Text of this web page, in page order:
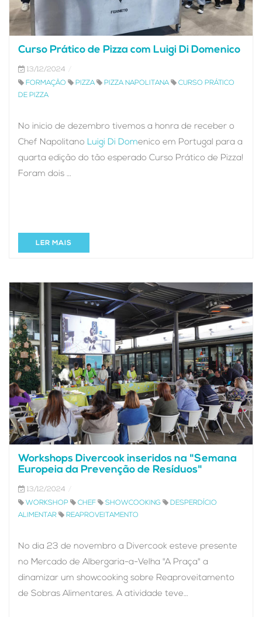
Curso Prático de Pizza com Luigi Di Domenico
13/12/2024
FORMAÇÃO
PIZZA PIZZA NAPOLITANA
CURSO PRÁTICO
DE PIZZA
No inicio de dezembro tivemos a honra de receber o
Chef Napolitano Luigi Di Domenico em Portugal para a
quarta edição do tão esperado Curso Prático de Pizza!
Foram dois …
LER MAIS
Workshops Divercook inseridos na "Semana
Europeia da Prevenção de Resíduos"
13/12/2024
WORKSHOP
CHEF SHOWCOOKING
DESPERDÍCIO
ALIMENTAR
REAPROVEITAMENTO
No dia 23 de novembro a Divercook esteve presente
no Mercado de Albergaria-a-Velha "A Praça" a
dinamizar um showcooking sobre Reaproveitamento
de Sobras Alimentares. A atividade teve…